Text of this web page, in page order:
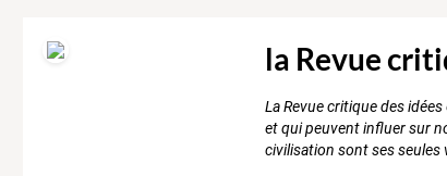
la Revue
La Revue critique des
et qui peuvent influer sur
civilisation sont ses seules